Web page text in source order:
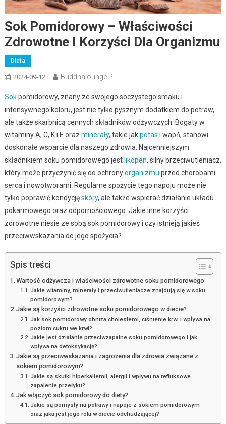
Sok Pomidorowy – Właściwości
Zdrowotne I Korzyści Dla Organizmu
Dieta
2024-09-12 Buddhalounge.pl
Sokpomidorowy, znany ze swojego soczystego smaku i
intensywnego koloru, jest nie tylko pysznym dodatkiem do potraw,
ale także skarbnicą cennych składników odżywczych. Bogaty w
witaminy A, C, K i E oraz minerały, takie jakpotas i wapń, stanowi
doskonałe wsparcie dla naszego zdrowia. Najcenniejszym
składnikiem soku pomidorowego jest likopen, silny przeciwutleniacz,
który może przyczynić się do ochronyorganizmu przed chorobami
serca i nowotworami. Regularne spożycie tego napoju może nie
tylko poprawić kondycjęskóry, ale także wspierać działanie układu
pokarmowego oraz odpornościowego. Jakie inne korzyści
zdrowotne niesie ze sobą sok pomidorowy i czy istnieją jakieś
przeciwwskazania do jego spożycia?
Spis treści
Wartość odżywcza i właściwości zdrowotne soku pomidorowego
Jakie witaminy, minerały i przeciwutleniacze znajdują się w soku
pomidorowym?
Jakie są korzyści zdrowotne soku pomidorowego w diecie?
Jak sok pomidorowy obniża cholesterol, ciśnienie krwi i wpływa na
poziom cukru we krwi?
Jakie jest działanie przeciwzapalne soku pomidorowego i jak
wpływa na detoksykację?
Jakie są przeciwwskazania i zagrożenia dla zdrowia związane z
sokiem pomidorowym?
Jakie są skutki hiperkaliemii, alergii i wpływu na refluksowe
zapalenie przełyku?
Jak włączyć sok pomidorowy do diety?
Jakie są pomysły na potrawy i napoje z sokiem pomidorowym
oraz jaka jest jego rola w diecie odchudzającej?